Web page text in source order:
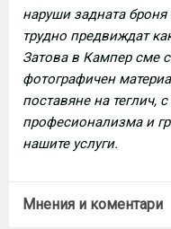
наруши задната
трудно предвиждат
Затова в Кампер сме
фотографичен
поставяне на теглич,
професионализма и
нашите услуги.
Мнения и коментари